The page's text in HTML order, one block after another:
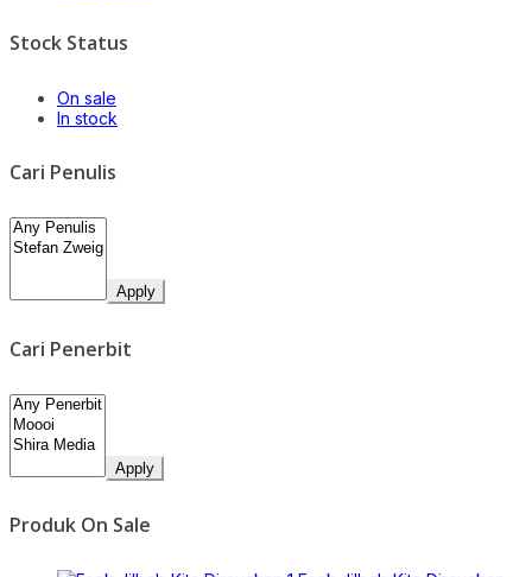
Stock Status
On sale
In stock
Cari Penulis
Apply
Cari Penerbit
Apply
Produk On Sale